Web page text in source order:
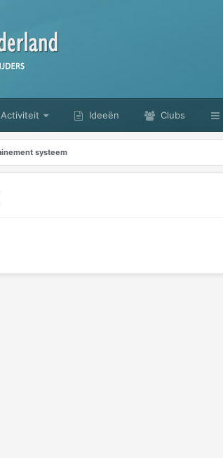
Activiteit Ideeën Clubs
systeem